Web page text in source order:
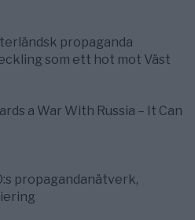
propaganda
som ett hot mot Väst
a War With Russia – It Can
propagandanätverk,